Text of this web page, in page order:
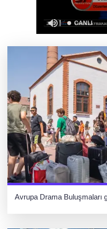
Ağrı'da toplu
Avrupa Drama Buluşmaları